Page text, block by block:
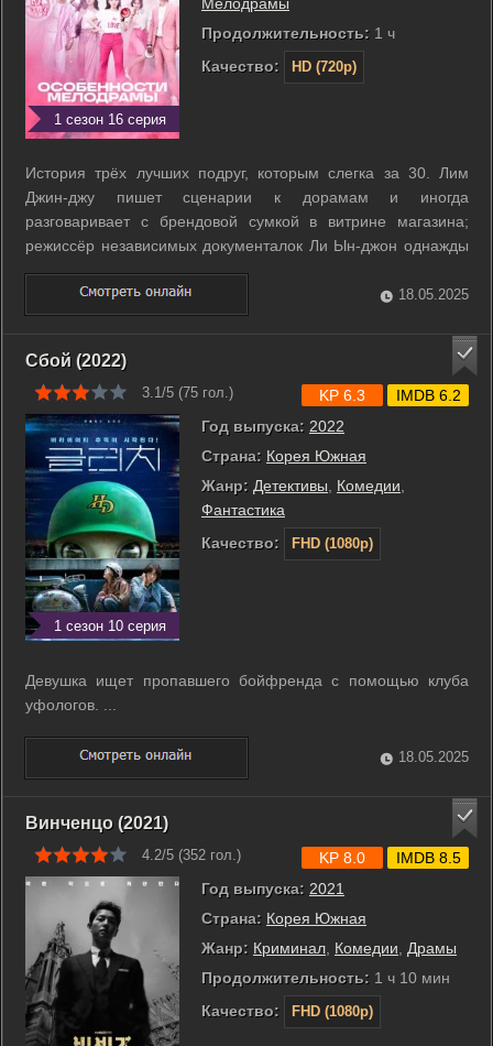
1 сезон 16 серия
Продолжительность: 1 ч
Качество:
HD (720p)
История трёх лучших подруг, которым слегка за 30. Лим
Джин-джу пишет сценарии к дорамам и иногда
разговаривает с брендовой сумкой в витрине магазина;
режиссёр независимых документалок Ли Ын-джон однажды
снимает настоящий хит, а продюсер дорам и мать-одиночка
Хван Хан-джу разрывается между работой и воспитанием
сына. ...
18.05.2025
Сбой (2022)
3.1/5 (75 гол.)
1 сезон 10 серия
Год выпуска: 2022
Страна: Корея Южная
Жанр: Детективы Комедии
Фантастика
Качество:
FHD (1080p)
KP 6.3 IMDB 6.2
Девушка ищет пропавшего бойфренда с помощью клуба
уфологов. ...
18.05.2025
Винченцо (2021)
4.2/5 (352 гол.)
Год выпуска: 2021
Страна: Корея Южная
Жанр: Криминал Комедии
Драмы
Продолжительность: 1 ч 10 мин
Качество:
FHD (1080p)
KP 8.0 IMDB 8.5